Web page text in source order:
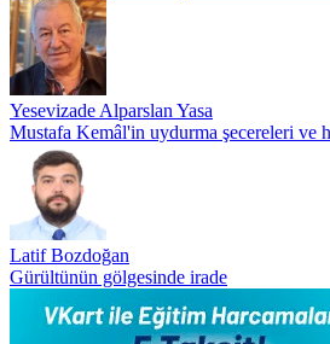
Yesevizade Alparslan Yasa
Mustafa Kemâl'in uydurma şecereleri ve
Latif Bozdoğan
Gürültünün gölgesinde irade